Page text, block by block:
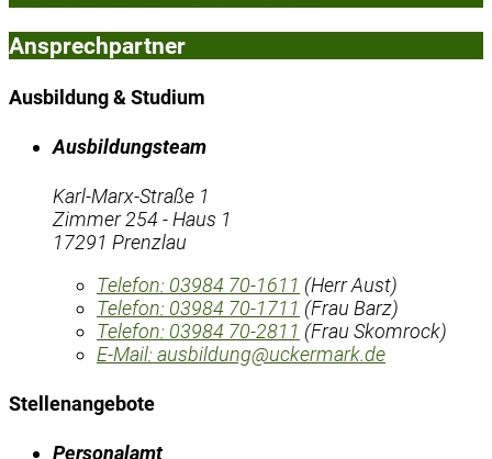
Ansprechpartner
Ausbildung & Studium
Ausbildungsteam
Karl-Marx-Straße 1
Zimmer 254 - Haus 1
17291 Prenzlau
Telefon: 03984 70-1611 (Herr Aust)
Telefon: 03984 70-1711 (Frau Barz)
Telefon: 03984 70-2811 (Frau Skomrock)
E-Mail: ausbildung@uckermark.de
Stellenangebote
Personalamt